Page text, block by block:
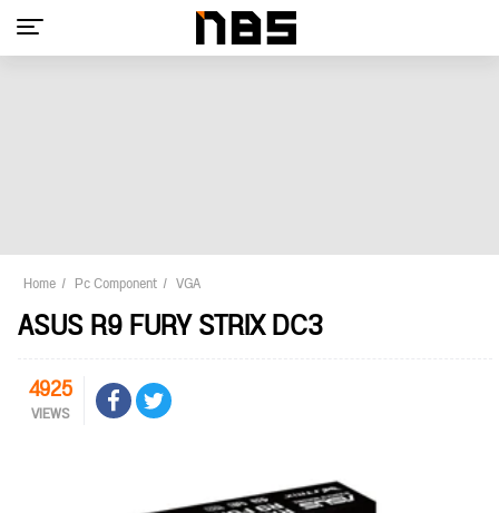
Home Pc Component VGA
ASUS R9 FURY STRIX DC3
4925
VIEWS